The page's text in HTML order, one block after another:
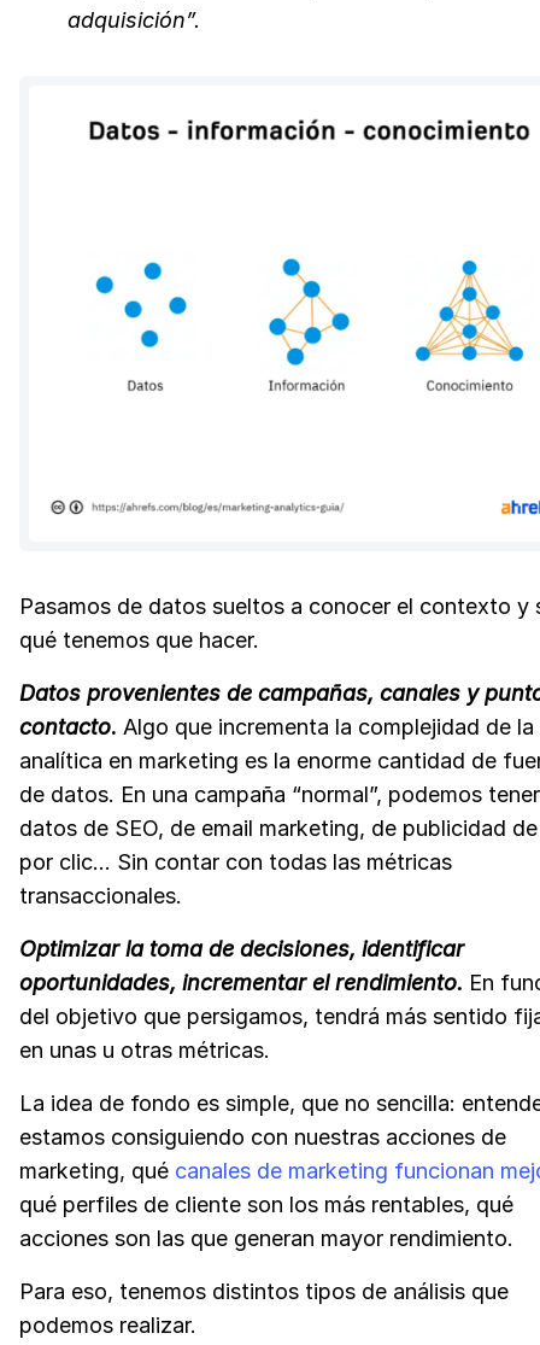
adquisición”.
Pasamos de datos sueltos a conocer el contexto y
qué tenemos que hacer.
Datos provenientes de campañas, canales y
contacto. Algo que incrementa la complejidad de la
analítica en marketing es la enorme cantidad de
de datos. En una campaña “normal”, podemos tener
datos de SEO, de email marketing, de publicidad
por clic… Sin contar con todas las métricas
transaccionales.
Optimizar la toma de decisiones, identificar
oportunidades, incrementar el rendimiento. En
del objetivo que persigamos, tendrá más sentido
en unas u otras métricas.
La idea de fondo es simple, que no sencilla:
estamos consiguiendo con nuestras acciones de
marketing, qué canales de marketing funcionan
qué perfiles de cliente son los más rentables, qué
acciones son las que generan mayor rendimiento.
Para eso, tenemos distintos tipos de análisis que
podemos realizar.